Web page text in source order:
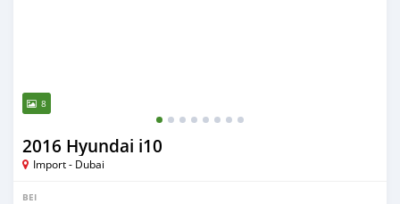
8
2016 Hyundai i10
Import - Dubai
BEI